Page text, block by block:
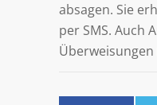
absagen. Sie
per SMS. Auch
Überweisungen